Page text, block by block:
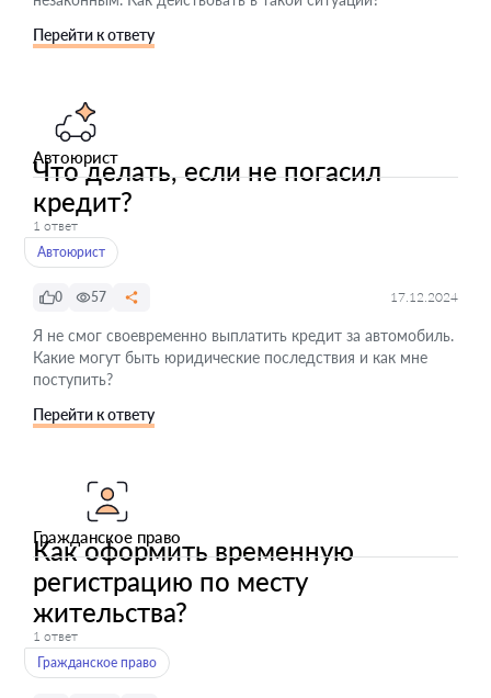
Перейти к ответу
Автоюрист
Что делать, если не погасил
кредит?
1 ответ
Автоюрист
0 57 17.12.2024
Я не смог своевременно выплатить кредит за автомобиль.
Какие могут быть юридические последствия и как мне
поступить?
Перейти к ответу
Гражданское право
Как оформить временную
регистрацию по месту
жительства?
1 ответ
Гражданское право